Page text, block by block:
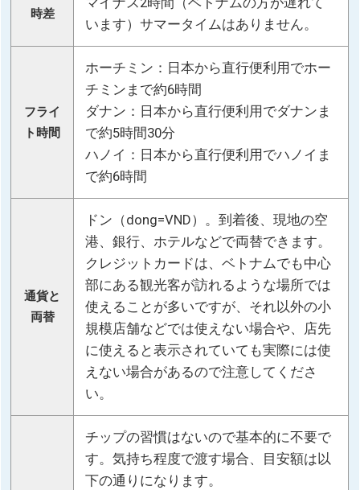
時差
います）サマータイムはありません。
フライ
ト時間
ホーチミン：日本から直行便利用でホー
チミンまで約6時間
ダナン：日本から直行便利用でダナンま
で約5時間30分
ハノイ：日本から直行便利用でハノイま
で約6時間
通貨と
両替
ドン（dong=VND）。到着後、現地の空
港、銀行、ホテルなどで両替できます。
クレジットカードは、ベトナムでも中心
部にある観光客が訪れるような場所では
使えることが多いですが、それ以外の小
規模店舗などでは使えない場合や、店先
に使えると表示されていても実際には使
えない場合があるので注意してくださ
い。
チップの習慣はないので基本的に不要で
す。気持ち程度で渡す場合、目安額は以
下の通りになります。